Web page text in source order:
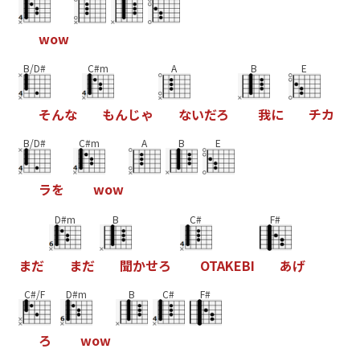
wow
B/D#
そんな
C#m
もんじゃ
A
ないだろ
B
我に
E
チカ
B/D#
ラを
C#m
wow
A B E
まだ
D#m
まだ
B
聞かせろ
C#
OTAKEBI
F#
あげ
C#/F
ろ
D#m
wow
B C# F#